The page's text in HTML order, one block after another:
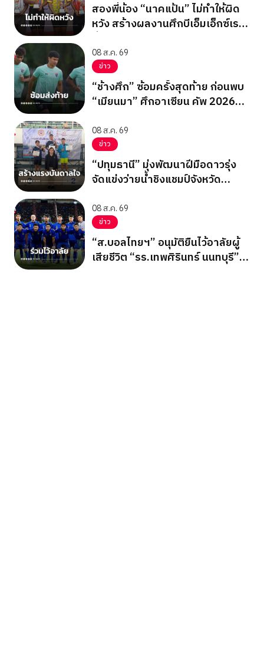
สองพี่น้อง “นาคแป้น” ไม่ทำให้ผิด
หวัง สร้างผลงานศึกบีเอ็มเอ็กซ์เรซ
08 ส.ค. 69
ข่าว
“ช้างศึก” ซ้อมครั้งสุดท้าย ก่อนพบ
“เมียนมา” ศึกอาเซียน คัพ 2026
08 ส.ค. 69
ข่าว
“ปทุมธานี” มุ่งพัฒนาฝีมือดาวรุ่ง
จัดแข่งว่ายน้ำชิงแชมป์จังหวัด
08 ส.ค. 69
ข่าว
“ส.บอลไทยฯ” อนุมัติยืนไว้อาลัยผู้
เสียชีวิต “รร.เทพศิรินทร์ นนทบุรี”